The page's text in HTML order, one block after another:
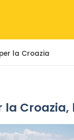
la Croazia
Croazia,